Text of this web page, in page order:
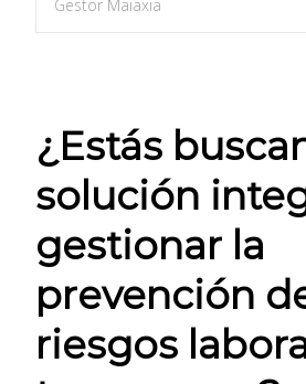
Gestor Maiaxia
¿Estás
solución
gestionar la
prevención
riesgos